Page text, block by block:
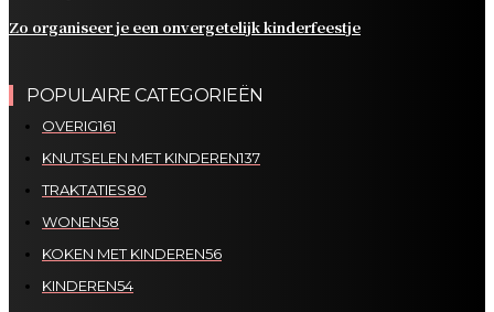
Zo organiseer je een onvergetelijk kinderfeestje
POPULAIRE CATEGORIEËN
OVERIG161
KNUTSELEN MET KINDEREN137
TRAKTATIES80
WONEN58
KOKEN MET KINDEREN56
KINDEREN54